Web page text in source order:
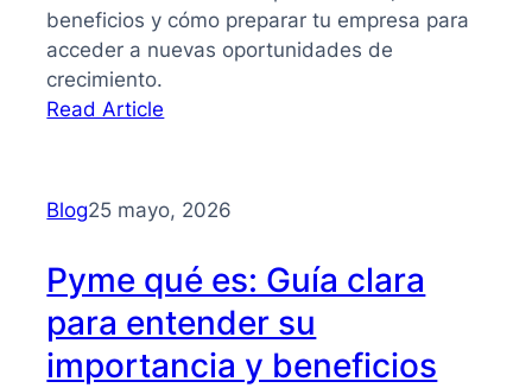
beneficios y cómo preparar tu empresa para
acceder a nuevas oportunidades de
crecimiento.
Read Article
para
PYMES
Blog25 mayo, 2026
Pyme qué es: Guía clara
para entender su
importancia y beneficios